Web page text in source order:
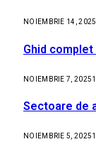
NOIEMBRIE 14, 2025
Ghid
NOIEMBRIE 7, 2025
Sectoare de
NOIEMBRIE 5, 2025